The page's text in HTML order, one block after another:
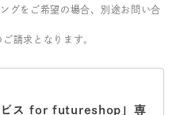
グをご希望の場合、別途お問い合
請求となります。
ビス for futureshop」専